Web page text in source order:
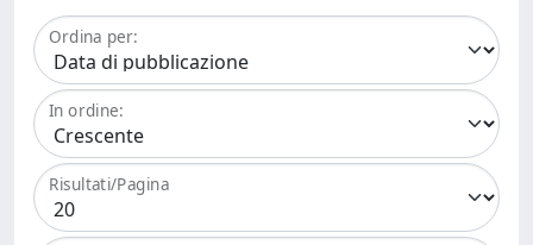
Ordina per:
In ordine:
Risultati/Pagina